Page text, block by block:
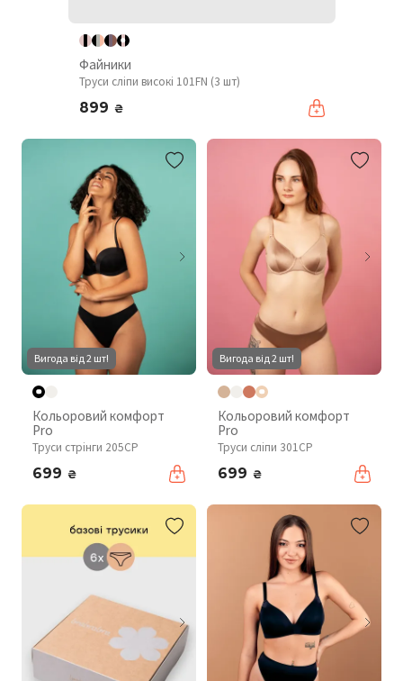
Файники
Труси сліпи високі 101FN (3 шт)
899 ₴
Вигода від 2 шт!
Кольоровий комфорт
Pro
Труси стрінги 205CP
699 ₴
Вигода від 2 шт!
Кольоровий комфорт
Pro
Труси сліпи 301CP
699 ₴